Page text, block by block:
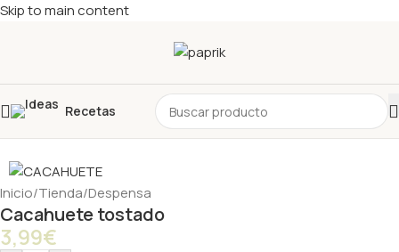
Skip to main content
Recetas
Inicio/Tienda/Despensa
Cacahuete tostado
3,99€